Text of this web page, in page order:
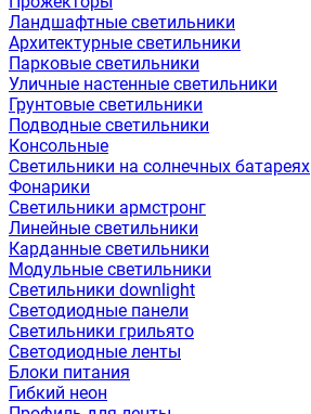
Ландшафтные светильники
Архитектурные светильники
Парковые светильники
Уличные настенные светильники
Грунтовые светильники
Подводные светильники
Консольные
Светильники на солнечных батареях
Фонарики
Светильники армстронг
Линейные светильники
Карданные светильники
Модульные светильники
Светильники downlight
Светодиодные панели
Светильники грильято
Светодиодные ленты
Блоки питания
Гибкий неон